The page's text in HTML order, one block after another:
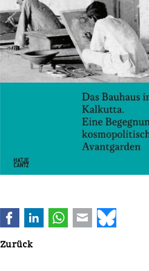
FacebookLinkedInWhatsApp
E-mail
Zurück